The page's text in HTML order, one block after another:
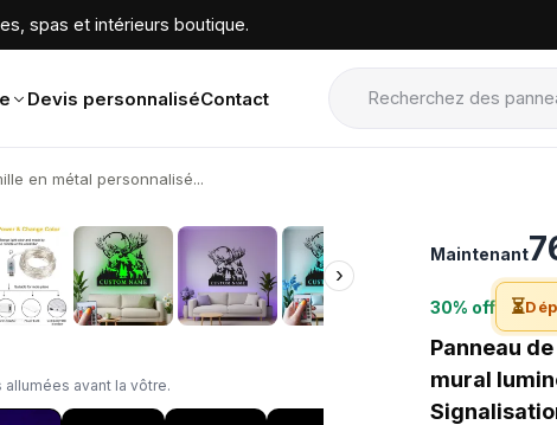
spas et intérieurs boutique.
Devis personnaliséContact
en métal personnalisé...
›
›
avant la vôtre.
Maintenant
30% off ⏳
Panneau
mural